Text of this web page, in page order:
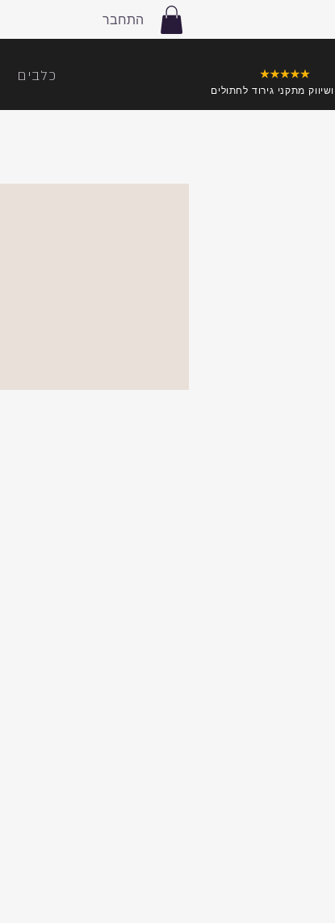
התחבר
כלבים
מתקני גירוד לחתולים